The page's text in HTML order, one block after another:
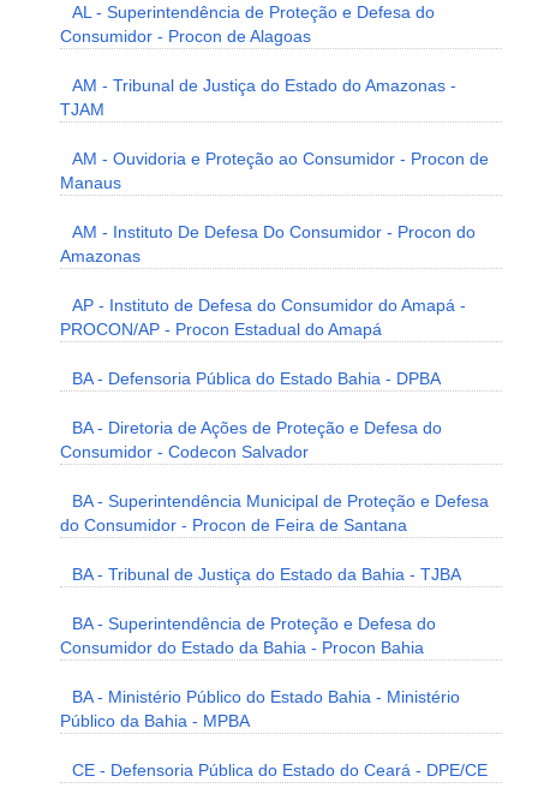
AL - Superintendência de Proteção e Defesa do
Consumidor - Procon de Alagoas
AM - Tribunal de Justiça do Estado do Amazonas -
TJAM
AM - Ouvidoria e Proteção ao Consumidor - Procon de
Manaus
AM - Instituto De Defesa Do Consumidor - Procon do
Amazonas
AP - Instituto de Defesa do Consumidor do Amapá -
PROCON/AP - Procon Estadual do Amapá
BA - Defensoria Pública do Estado Bahia - DPBA
BA - Diretoria de Ações de Proteção e Defesa do
Consumidor - Codecon Salvador
BA - Superintendência Municipal de Proteção e Defesa
do Consumidor - Procon de Feira de Santana
BA - Tribunal de Justiça do Estado da Bahia - TJBA
BA - Superintendência de Proteção e Defesa do
Consumidor do Estado da Bahia - Procon Bahia
BA - Ministério Público do Estado Bahia - Ministério
Público da Bahia - MPBA
CE - Defensoria Pública do Estado do Ceará - DPE/CE